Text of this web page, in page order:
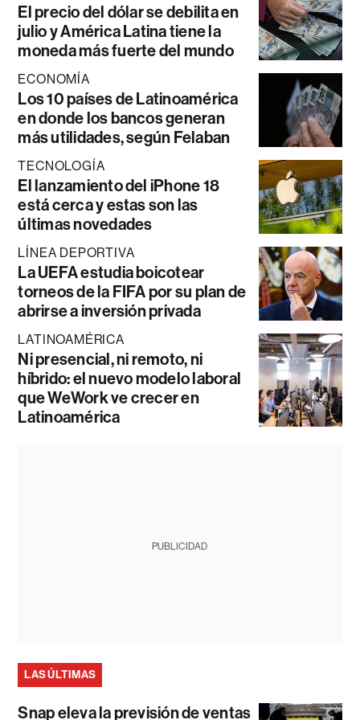
El precio del dólar se debilita en
julio y América Latina tiene la
moneda más fuerte del mundo
ECONOMÍA
Los 10 países de Latinoamérica
en donde los bancos generan
más utilidades, según Felaban
TECNOLOGÍA
El lanzamiento del iPhone 18
está cerca y estas son las
últimas novedades
LÍNEA DEPORTIVA
La UEFA estudia boicotear
torneos de la FIFA por su plan de
abrirse a inversión privada
LATINOAMÉRICA
Ni presencial, ni remoto, ni
híbrido: el nuevo modelo laboral
que WeWork ve crecer en
Latinoamérica
PUBLICIDAD
LAS ÚLTIMAS
Snap eleva la previsión de ventas